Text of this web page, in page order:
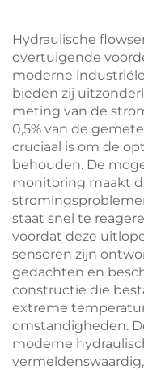
Hydraulische
overtuigende
moderne
bieden zij
meting van de
0,5% van de
cruciaal is om de
behouden. De
monitoring maakt
staat snel te
voordat deze
sensoren zijn
gedachten en
constructie die
extreme
omstandigheden.
moderne